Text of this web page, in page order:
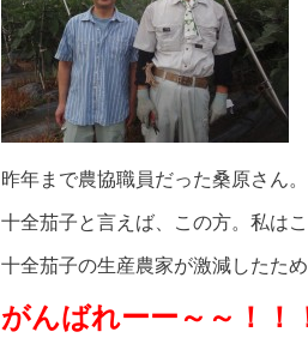
昨年まで農協職員だった桑原さん。
十全茄子と言えば、この方。私は
十全茄子の生産農家が激減したた
がんばれーー～～！！